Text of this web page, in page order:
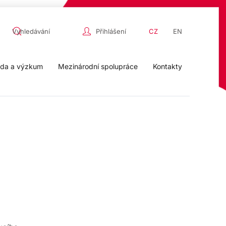
Přihlášení CZ EN
a výzkum Mezinárodní spolupráce Kontakty